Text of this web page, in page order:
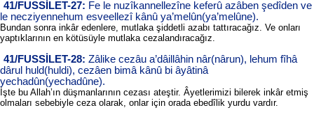
41/FUSSİLET-27: Fe le nuzîkannellezîne keferû azâben şedîden ve
le necziyennehum esveellezî kânû ya’melûn(ya’melûne).
Bundan sonra inkâr edenlere, mutlaka şiddetli azabı tattıracağız. Ve onları
yaptıklarının en kötüsüyle mutlaka cezalandıracağız.
41/FUSSİLET-28: Zâlike cezâu a’dâillâhin nâr(nârun), lehum fîhâ
dârul huld(huldi), cezâen bimâ kânû bi âyâtinâ
yechadûn(yechadûne).
İşte bu Allah’ın düşmanlarının cezası ateştir. Âyetlerimizi bilerek inkâr etmiş
olmaları sebebiyle ceza olarak, onlar için orada ebedîlik yurdu vardır.